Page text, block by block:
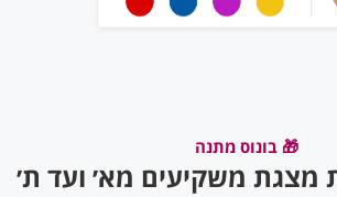
🎁 בונוס מתנה
מצגת משקיעים מא׳ ועד ת׳